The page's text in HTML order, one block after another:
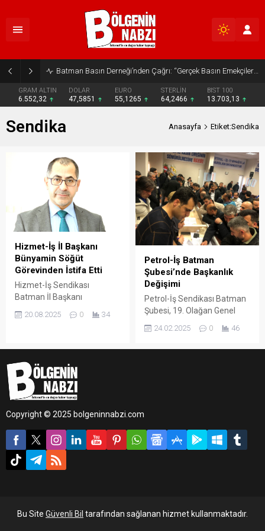
Batman Basın Derneği’nden Çağrı: “Gerçek Basın Emekçileri Desteklenmeli”
GRAM ALTIN
6.552,32
DOLAR
47,5851
EURO
55,1265
STERLİN
64,2466
BIST 100
13.703,13
Sendika Anasayfa Etiket:Sendika
Hizmet-İş İl Başkanı
Bünyamin Söğüt
Görevinden İstifa Etti
Hizmet-İş Sendikası
Batman İl Başkanı
Bünyamin Söğüt, Genel
Merkez’in aldığı kayyum
zamanda HAK-İŞ
Konfederasyonu Batman İl
Başkanlığı görevinden de
20.08.2025 0 34
Petrol-İş Batman
Şubesi’nde Başkanlık
Değişimi
Petrol-İş Sendikası Batman
Şubesi, 19. Olağan Genel
seçti.
24.02.2025 0 46
Copyright © 2025 bolgeninnabzi.com
Bu Site Güvenli Bil tarafından sağlanan hizmet kullanmaktadır.